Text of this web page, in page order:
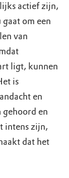
actief zijn,
om een
van
ligt, kunnen
is
en
gehoord en
intens zijn,
dat het